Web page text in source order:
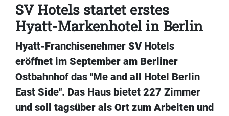
SV Hotels startet erstes
Hyatt-Markenhotel in Berlin
Hyatt-Franchisenehmer SV Hotels
eröffnet im September am Berliner
Ostbahnhof das "Me and all Hotel Berlin
East Side". Das Haus bietet 227 Zimmer
und soll tagsüber als Ort zum Arbeiten und